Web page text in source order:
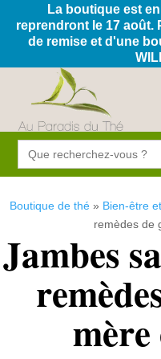
La boutique est
reprendront le 17 août.
de remise et d'une
Search
for:
Boutique de thé » Bien-être
remèdes de
Jambes
mère